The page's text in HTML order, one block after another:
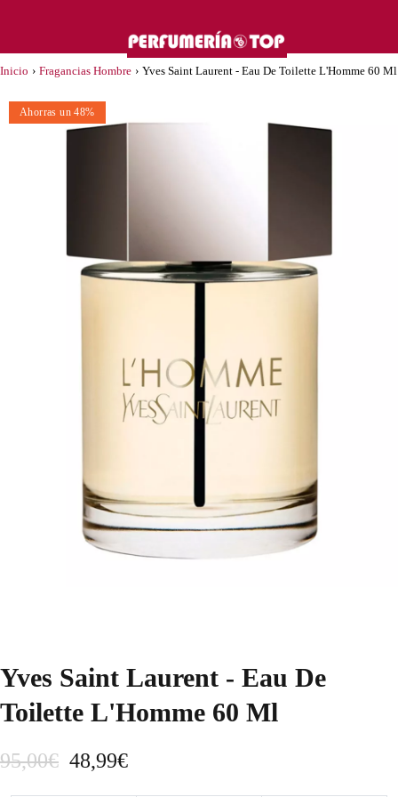
Inicio › Fragancias Hombre › Yves Saint Laurent - Eau De Toilette L'Homme 60 Ml
Ahorras un 48%
Yves Saint Laurent - Eau De
Toilette L'Homme 60 Ml
95,00€ E
48,99€E